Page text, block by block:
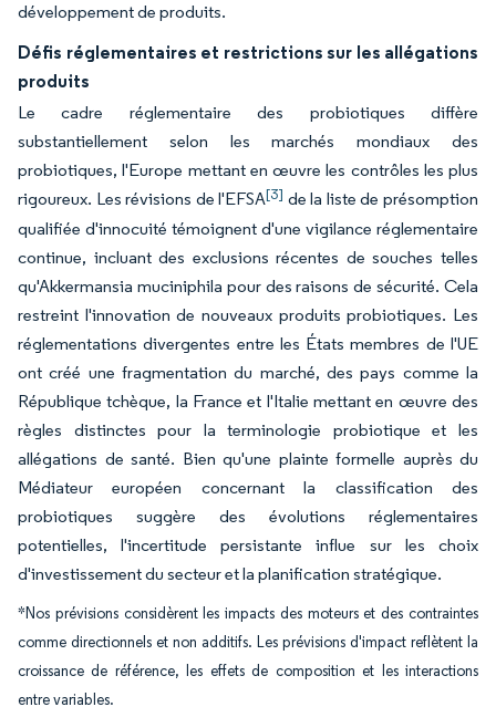
développement de produits.
Défis réglementaires et restrictions sur les allégations
produits
Le cadre réglementaire des probiotiques diffère
substantiellement selon les marchés mondiaux des
probiotiques, l'Europe mettant en œuvre les contrôles les plus
rigoureux. Les révisions de l'EFSA[3] de la liste de présomption
qualifiée d'innocuité témoignent d'une vigilance réglementaire
continue, incluant des exclusions récentes de souches telles
qu'Akkermansia muciniphila pour des raisons de sécurité. Cela
restreint l'innovation de nouveaux produits probiotiques. Les
réglementations divergentes entre les États membres de l'UE
ont créé une fragmentation du marché, des pays comme la
République tchèque, la France et l'Italie mettant en œuvre des
règles distinctes pour la terminologie probiotique et les
allégations de santé. Bien qu'une plainte formelle auprès du
Médiateur européen concernant la classification des
probiotiques suggère des évolutions réglementaires
potentielles, l'incertitude persistante influe sur les choix
d'investissement du secteur et la planification stratégique.
*Nos prévisions considèrent les impacts des moteurs et des contraintes
comme directionnels et non additifs. Les prévisions d'impact reflètent la
croissance de référence, les effets de composition et les interactions
entre variables.